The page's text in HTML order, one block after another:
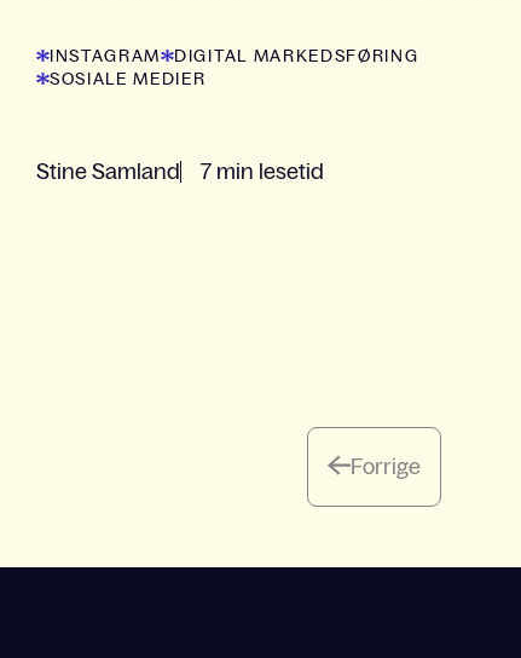
INSTAGRAM
DIGITAL MARKEDSFØRING
SOSIALE MEDIER
Stine Samland 7 min lesetid
Forrige